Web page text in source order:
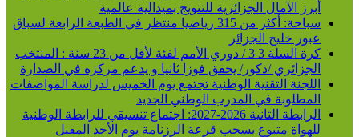
أبرز الآمال الجزائرية للتتويج بميدالية عالمية
سباحة: أكثر من 315 رياضيا منتظر في الطبعة الرابعة لسباق
عبور خليج الجزائر
كرة السلة 3 3 / دوري الأمم لفئة لأقل من 23 سنة : المنتخب
الجزائري /ذكور/ يحقق فوزا ثانيا و يدعم مركزه في الصدارة
اللجنة التقنية الوطنية تجتمع يوم الخميس لدراسة المواصفات
المطلوبة في المدرب الوطني الجديد
الرابطة الثانية 2026-2027: اجتماع تنسيقي للرابطة الوطنية
للهواة متبوع بسحب قرعة الرزنامة يوم الأحد المقبل